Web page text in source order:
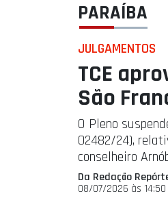
PARAÍBA
JULGAMENTOS
TCE
São
O Pleno
02482/24),
conselheiro
Da Redação
08/07/2026 às 14:50